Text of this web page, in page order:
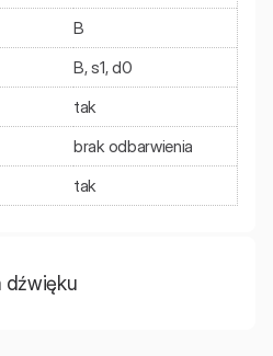
B
B, s1, d0
tak
brak odbarwienia
tak
dźwięku